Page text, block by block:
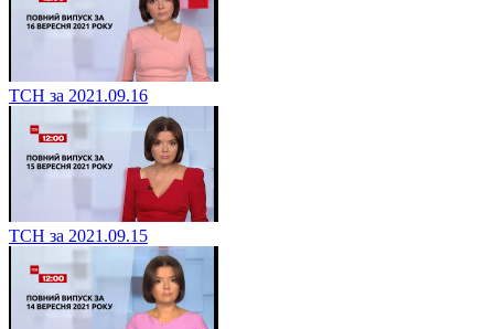
ТСН за 2021.09.16
ТСН за 2021.09.15